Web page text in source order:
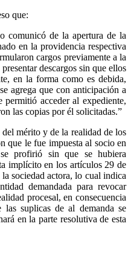
que:
comunicó de la apertura de la
en la providencia respectiva
cargos previamente a la
descargos sin que ellos
en la forma como es debida,
agrega que con anticipación a
acceder al expediente,
las copias por él solicitadas.”
mérito y de la realidad de los
que le fue impuesta al socio en
profirió sin que se hubiera
implícito en los artículos 29 de
sociedad actora, lo cual indica
demandada para revocar
procesal, en consecuencia
las suplicas de al demanda se
en la parte resolutiva de esta